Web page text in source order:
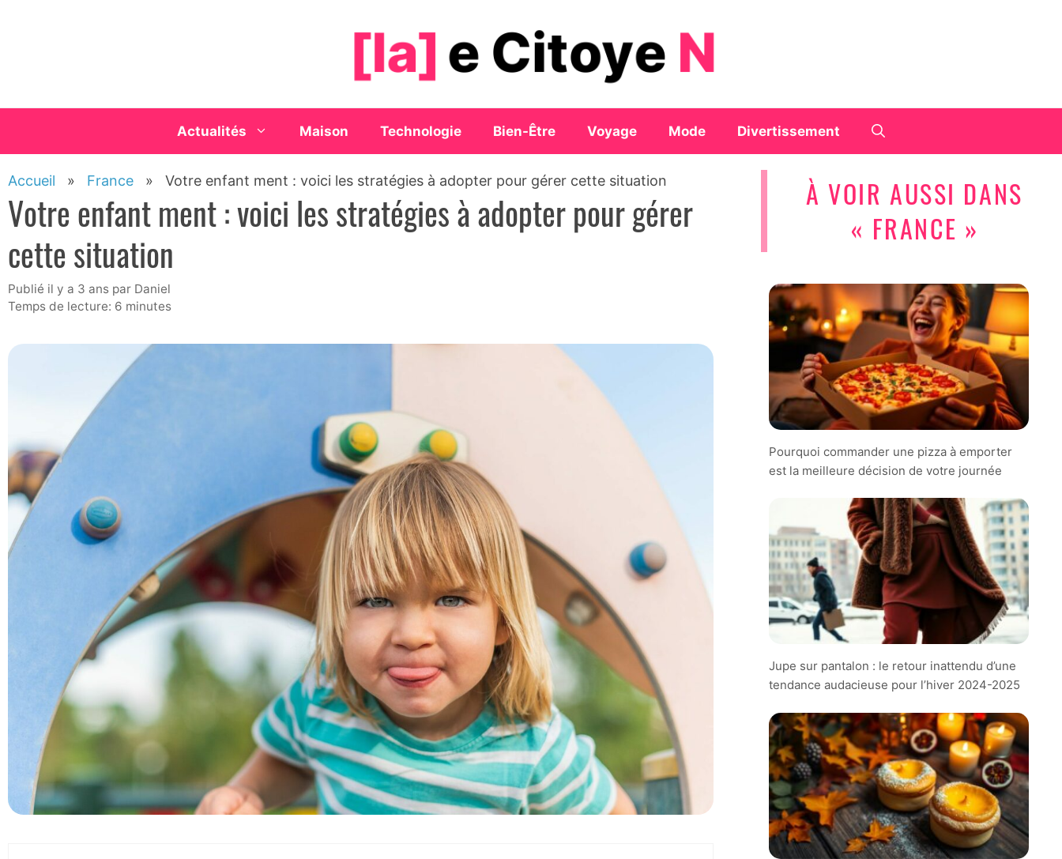
Actualités Maison Technologie Bien-Être Voyage Mode Divertissement
Accueil » France » Votre enfant ment : voici les stratégies à adopter pour gérer cette situation
Votre enfant ment : voici les stratégies à adopter pour gérer
cette situation
publié il y a 3 ans par Daniel
Temps de lecture: 6 minutes
À VOIR AUSSI DANS
« FRANCE »
Pourquoi commander une pizza à emporter
est la meilleure décision de votre journée
Jupe sur pantalon : le retour inattendu d’une
tendance audacieuse pour l’hiver 2024-2025